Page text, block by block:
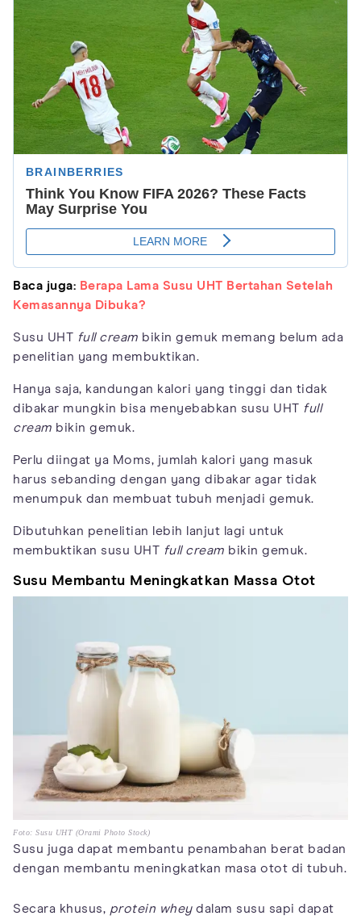
Baca juga: Berapa Lama Susu UHT Bertahan Setelah
Kemasannya Dibuka?
Susu UHT full cream bikin gemuk memang belum ada
penelitian yang membuktikan.
Hanya saja, kandungan kalori yang tinggi dan tidak
dibakar mungkin bisa menyebabkan susu UHT full
cream bikin gemuk.
Perlu diingat ya Moms, jumlah kalori yang masuk
harus sebanding dengan yang dibakar agar tidak
menumpuk dan membuat tubuh menjadi gemuk.
Dibutuhkan penelitian lebih lanjut lagi untuk
membuktikan susu UHT full cream bikin gemuk.
Susu Membantu Meningkatkan Massa Otot
Foto: Susu UHT (Orami Photo Stock)
Susu juga dapat membantu penambahan berat badan
dengan membantu meningkatkan masa otot di tubuh.
Secara khusus, protein wheydalam susu sapi dapat